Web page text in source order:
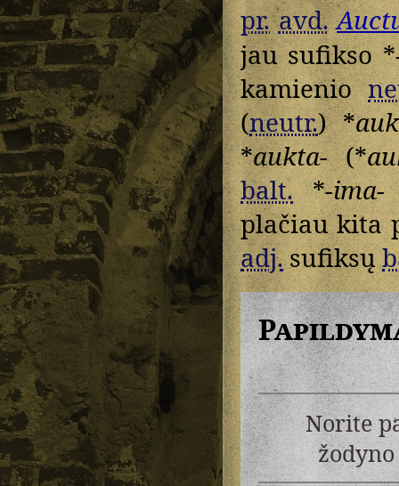
pr. avd.
jau sufikso *
kamienio
(neutr.) *
*aukta-(*
balt.*-ima-
plačiau kita
adj.sufiksų
Norite